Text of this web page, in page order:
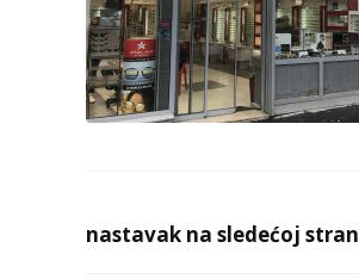
nastavak na sledećoj